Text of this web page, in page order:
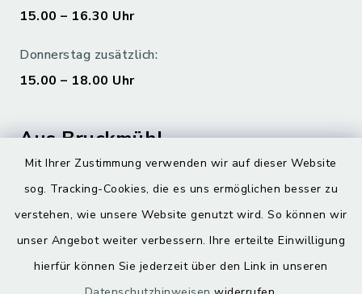
Mit Ihrer Zustimmung verwenden wir auf dieser Website
sog. Tracking-Cookies, die es uns ermöglichen besser zu
verstehen, wie unsere Website genutzt wird. So können wir
unser Angebot weiter verbessern. Ihre erteilte Einwilligung
hierfür können Sie jederzeit über den Link in unseren
15.00 – 16.30 Uhr
Donnerstag zusätzlich:
15.00 – 18.00 Uhr
Aus Bruckmühl
Digitaler Ortsplan